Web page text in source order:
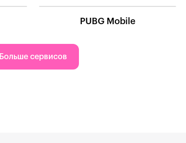
PUBG Mobile
Больше сервисов